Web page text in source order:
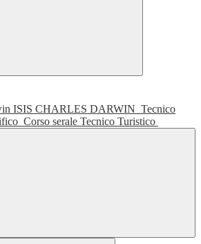
ISIS CHARLES DARWIN Tecnico
Corso serale Tecnico Turistico